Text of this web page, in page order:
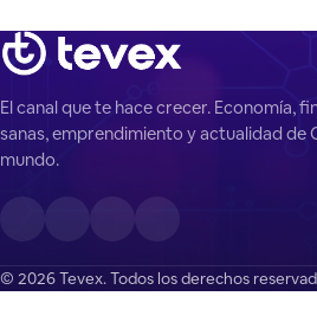
El canal que te hace crecer. Economía,
sanas, emprendimiento y actualidad de
mundo.
© 2026 Tevex. Todos los derechos